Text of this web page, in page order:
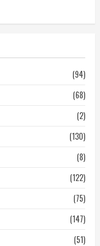
(94)
(68)
(2)
(130)
(8)
(122)
(75)
(147)
(51)